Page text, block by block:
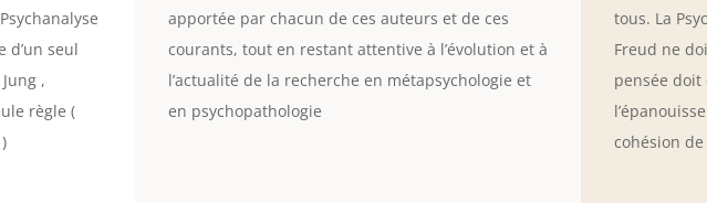
d’un seul
,
règle (
apportée par chacun de ces auteurs et de ces
courants, tout en restant attentive à l’évolution et à
l’actualité de la recherche en métapsychologie et
en psychopathologie
tous. La
Freud ne
pensée doit
cohésion